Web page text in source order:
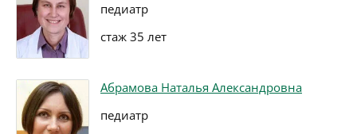
педиатр
стаж 35 лет
Абрамова Наталья Александровна
педиатр